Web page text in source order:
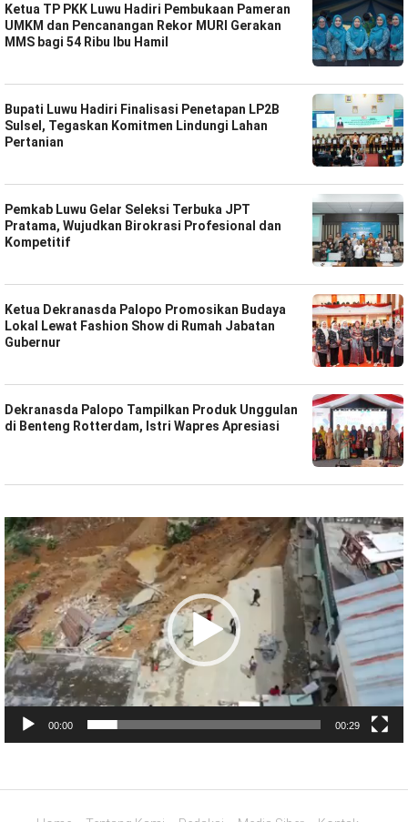
Ketua TP PKK Luwu Hadiri Pembukaan Pameran
UMKM dan Pencanangan Rekor MURI Gerakan
MMS bagi 54 Ribu Ibu Hamil
Bupati Luwu Hadiri Finalisasi Penetapan LP2B
Sulsel, Tegaskan Komitmen Lindungi Lahan
Pertanian
Pemkab Luwu Gelar Seleksi Terbuka JPT
Pratama, Wujudkan Birokrasi Profesional dan
Kompetitif
Ketua Dekranasda Palopo Promosikan Budaya
Lokal Lewat Fashion Show di Rumah Jabatan
Gubernur
Dekranasda Palopo Tampilkan Produk Unggulan
di Benteng Rotterdam, Istri Wapres Apresiasi
Pemutar
Video
00:00 00:29